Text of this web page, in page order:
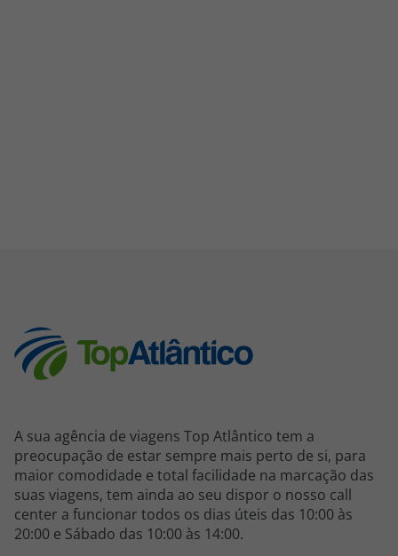
A sua agência de viagens Top Atlântico tem a
preocupação de estar sempre mais perto de si, para
maior comodidade e total facilidade na marcação das
suas viagens, tem ainda ao seu dispor o nosso call
center a funcionar todos os dias úteis das 10:00 às
20:00 e Sábado das 10:00 às 14:00.